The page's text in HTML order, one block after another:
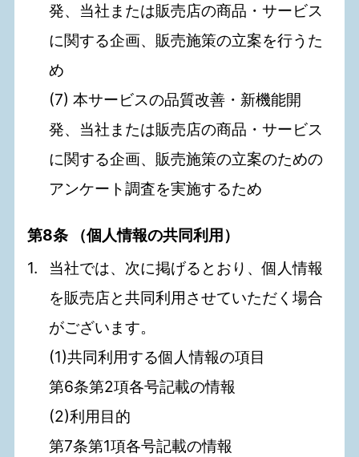
発、当社または販売店の商品・サービス
に関する企画、販売施策の立案を行うた
め
(7) 本サービスの品質改善・新機能開
発、当社または販売店の商品・サービス
に関する企画、販売施策の立案のための
アンケート調査を実施するため
第8条 （個人情報の共同利用）
当社では、次に掲げるとおり、個人情報
を販売店と共同利用させていただく場合
がございます。
(1)共同利用する個人情報の項目
第6条第2項各号記載の情報
(2)利用目的
第7条第1項各号記載の情報